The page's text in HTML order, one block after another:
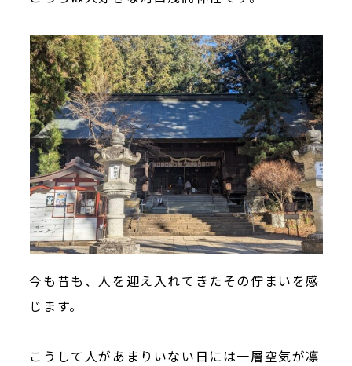
今も昔も、人を迎え入れてきたその佇まいを感
じます。
こうして人があまりいない日には一層空気が凛